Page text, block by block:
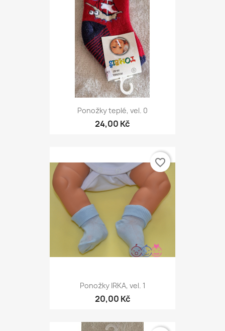
Ponožky teplé, vel. 0
24,00 Kč
Ponožky IRKA, vel. 1
20,00 Kč
favorite_border